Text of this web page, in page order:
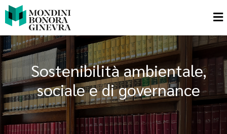
Sostenibilità ambientale,
sociale e di governance